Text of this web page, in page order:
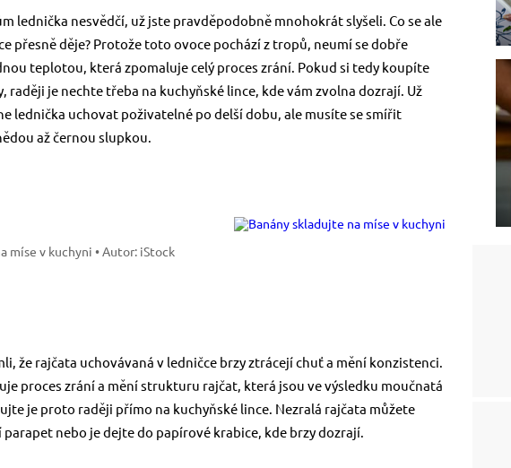
lednička nesvědčí, už jste pravděpodobně mnohokrát slyšeli. Co se ale
přesně děje? Protože toto ovoce pochází z tropů, neumí se dobře
teplotou, která zpomaluje celý proces zrání. Pokud si tedy koupíte
raději je nechte třeba na kuchyňské lince, kde vám zvolna dozrají. Už
lednička uchovat poživatelné po delší dobu, ale musíte se smířit
až černou slupkou.
míse v kuchyni • Autor: iStock
že rajčata uchovávaná v ledničce brzy ztrácejí chuť a mění konzistenci.
proces zrání a mění strukturu rajčat, která jsou ve výsledku moučnatá
je proto raději přímo na kuchyňské lince. Nezralá rajčata můžete
nebo je dejte do papírové krabice, kde brzy dozrají.